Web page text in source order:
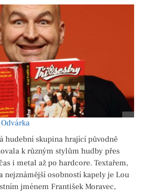
hudební skupina hrající původně
k různým stylům hudby přes
i metal až po hardcore. Textařem,
nejznámější osobností kapely je Lou
jménem František Moravec,